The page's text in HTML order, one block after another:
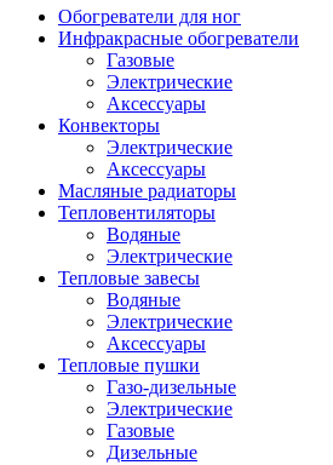
Обогреватели для ног
Инфракрасные обогреватели
Газовые
Электрические
Аксессуары
Конвекторы
Электрические
Аксессуары
Масляные радиаторы
Тепловентиляторы
Водяные
Электрические
Тепловые завесы
Водяные
Электрические
Аксессуары
Тепловые пушки
Газо-дизельные
Электрические
Газовые
Дизельные